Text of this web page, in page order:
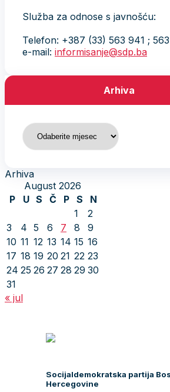
Služba za odnose s javnošću:
Telefon: +387 (33) 563 941 ;
e-mail: informisanje@sdp.ba
Arhiva
Arhiva
Arhiva
August 2026
P
U S Č P S
N
1
2
3
4 5 6 7 8
9
10 11 12 13 14 15 16
17 18 19 20 21 22 23
24 25 26 27 28 29 30
31
« jul
Socijaldemokratska partija
Hercegovine